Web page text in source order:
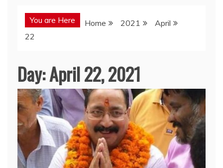
You are Here Home 2021
April
22
Day:April 22, 2021